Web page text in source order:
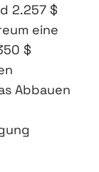
2.257 $
eine
$
Abbauen